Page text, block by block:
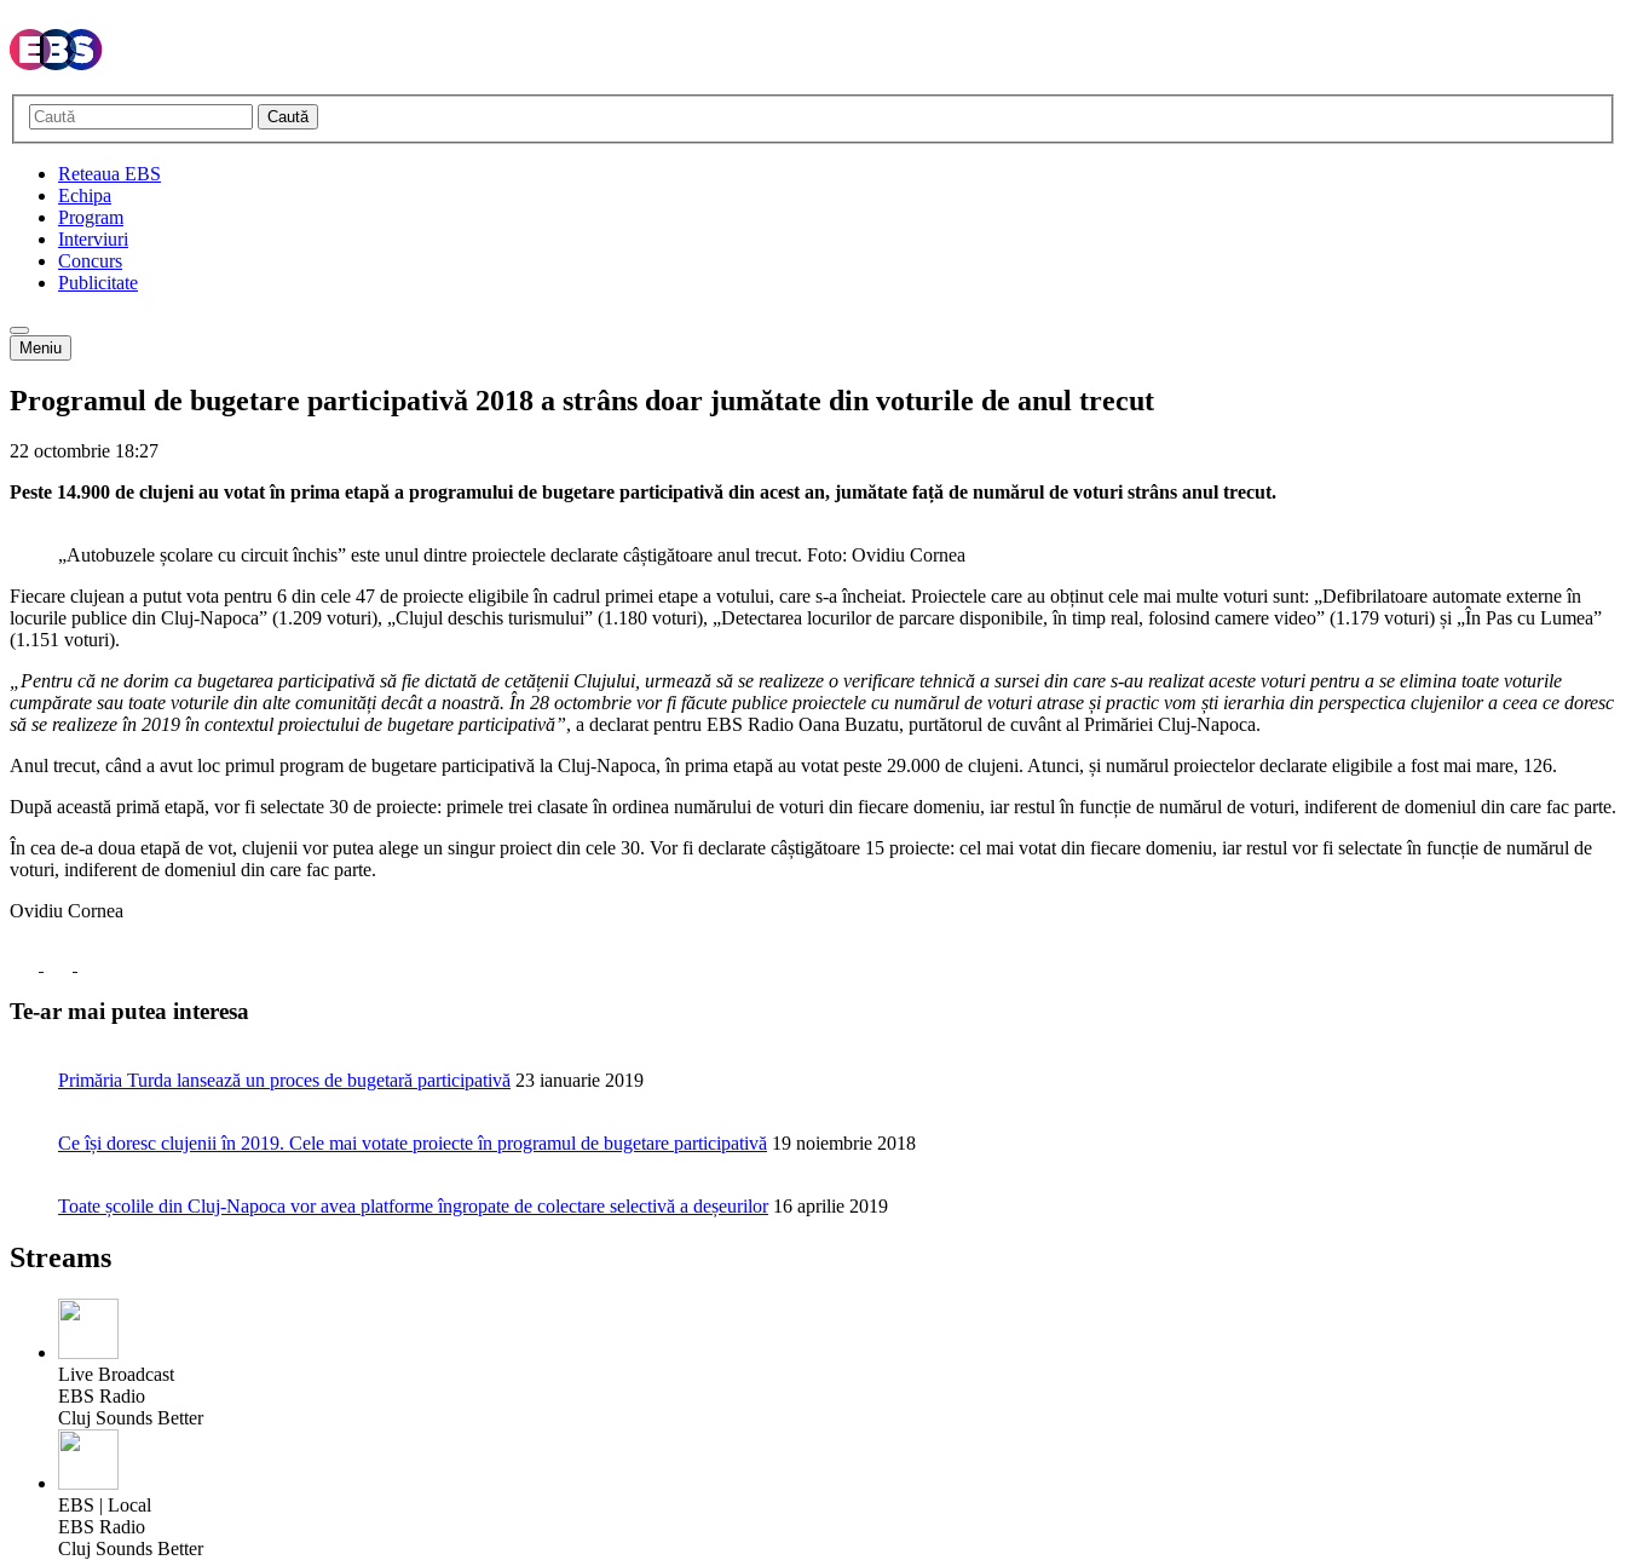
Caută
Reteaua EBS
Echipa
Program
Interviuri
Concurs
Publicitate
Meniu
Programul de bugetare participativă 2018 a strâns doar jumătate din voturile de anul trecut
22 octombrie 18:27
Peste 14.900 de clujeni au votat în prima etapă a programului de bugetare participativă din acest an, jumătate față de numărul de voturi strâns anul trecut.
„Autobuzele școlare cu circuit închis” este unul dintre proiectele declarate câștigătoare anul trecut. Foto: Ovidiu Cornea
Fiecare clujean a putut vota pentru 6 din cele 47 de proiecte eligibile în cadrul primei etape a votului, care s-a încheiat. Proiectele care au obținut cele mai multe voturi sunt: „Defibrilatoare automate externe în
locurile publice din Cluj-Napoca” (1.209 voturi), „Clujul deschis turismului” (1.180 voturi), „Detectarea locurilor de parcare disponibile, în timp real, folosind camere video” (1.179 voturi) și „În Pas cu Lumea”
(1.151 voturi).
„Pentru că ne dorim ca bugetarea participativă să fie dictată de cetățenii Clujului, urmează să se realizeze o verificare tehnică a sursei din care s-au realizat aceste voturi pentru a se elimina toate voturile
cumpărate sau toate voturile din alte comunități decât a noastră. În 28 octombrie vor fi făcute publice proiectele cu numărul de voturi atrase și practic vom ști ierarhia din perspectica clujenilor a ceea ce doresc
să se realizeze în 2019 în contextul proiectului de bugetare participativă”, a declarat pentru EBS Radio Oana Buzatu, purtătorul de cuvânt al Primăriei Cluj-Napoca.
Anul trecut, când a avut loc primul program de bugetare participativă la Cluj-Napoca, în prima etapă au votat peste 29.000 de clujeni. Atunci, și numărul proiectelor declarate eligibile a fost mai mare, 126.
După această primă etapă, vor fi selectate 30 de proiecte: primele trei clasate în ordinea numărului de voturi din fiecare domeniu, iar restul în funcție de numărul de voturi, indiferent de domeniul din care fac parte.
În cea de-a doua etapă de vot, clujenii vor putea alege un singur proiect din cele 30. Vor fi declarate câștigătoare 15 proiecte: cel mai votat din fiecare domeniu, iar restul vor fi selectate în funcție de numărul de
voturi, indiferent de domeniul din care fac parte.
Ovidiu Cornea
Te-ar mai putea interesa
Primăria Turda lansează un proces de bugetară participativă 23 ianuarie 2019
Ce își doresc clujenii în 2019. Cele mai votate proiecte în programul de bugetare participativă 19 noiembrie 2018
Toate școlile din Cluj-Napoca vor avea platforme îngropate de colectare selectivă a deșeurilor 16 aprilie 2019
Streams
Live Broadcast
EBS Radio
Cluj Sounds Better
EBS | Local
EBS Radio
Cluj Sounds Better